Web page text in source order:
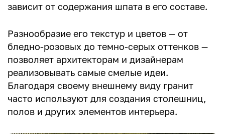
зависит от содержания шпата в его составе.
Разнообразие его текстур и цветов — от
бледно-розовых до темно-серых оттенков —
позволяет архитекторам и дизайнерам
реализовывать самые смелые идеи.
Благодаря своему внешнему виду гранит
часто используют для создания столешниц,
полов и других элементов интерьера.